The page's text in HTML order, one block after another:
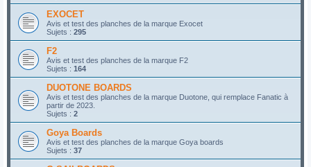
EXOCET
Avis et test des planches de la marque Exocet
Sujets : 295
F2
Avis et test des planches de la marque F2
Sujets : 164
DUOTONE BOARDS
Avis et test des planches de la marque Duotone, qui remplace Fanatic à
partir de 2023.
Sujets : 2
Goya Boards
Avis et test des planches de la marque Goya boards
Sujets : 37